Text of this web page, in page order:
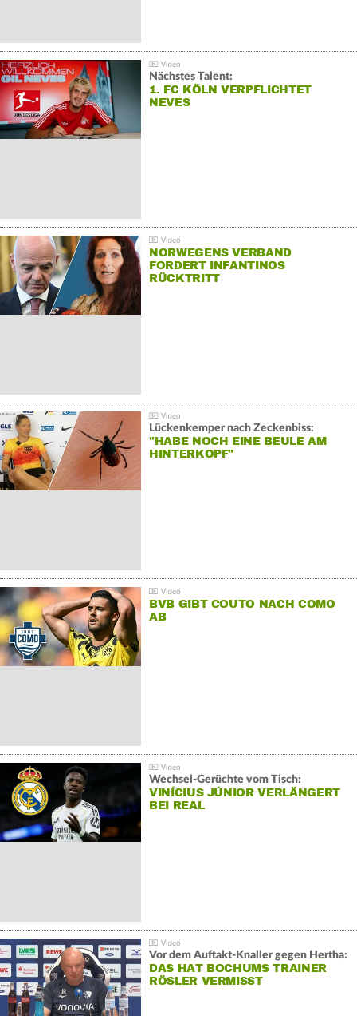
Nächstes Talent:
1. FC KÖLN VERPFLICHTET
NEVES
NORWEGENS VERBAND
FORDERT INFANTINOS
RÜCKTRITT
Lückenkemper nach Zeckenbiss:
"HABE NOCH EINE BEULE AM
HINTERKOPF"
BVB GIBT COUTO NACH COMO
AB
Wechsel-Gerüchte vom Tisch:
VINÍCIUS JÚNIOR VERLÄNGERT
BEI REAL
Vor dem Auftakt-Knaller gegen Hertha:
DAS HAT BOCHUMS TRAINER
RÖSLER VERMISST